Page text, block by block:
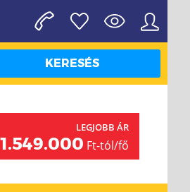
KERESÉS
LEGJOBB ÁR
Ft-tól/fő
1.549.000